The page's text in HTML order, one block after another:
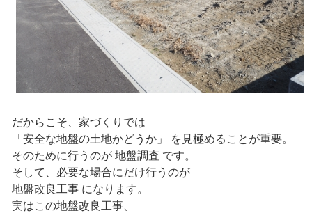
だからこそ、家づくりでは
「安全な地盤の土地かどうか」 を見極めることが重要。
そのために行うのが 地盤調査 です。
そして、必要な場合にだけ行うのが
地盤改良工事 になります。
実はこの地盤改良工事、